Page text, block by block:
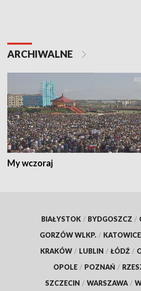
ARCHIWALNE
My wczoraj
BIAŁYSTOK / BYDGOSZCZ /
GORZÓW WLKP. / KATOWICE
KRAKÓW / LUBLIN / ŁÓDŹ /
OPOLE / POZNAŃ /
SZCZECIN / WARSZAWA /